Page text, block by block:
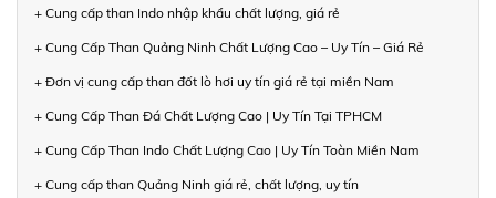
+ Cung cấp than Indo nhập khẩu chất lượng, giá rẻ
+ Cung Cấp Than Quảng Ninh Chất Lượng Cao – Uy Tín – Giá Rẻ
+ Đơn vị cung cấp than đốt lò hơi uy tín giá rẻ tại miền Nam
+ Cung Cấp Than Đá Chất Lượng Cao | Uy Tín Tại TPHCM
+ Cung Cấp Than Indo Chất Lượng Cao | Uy Tín Toàn Miền Nam
+ Cung cấp than Quảng Ninh giá rẻ, chất lượng, uy tín